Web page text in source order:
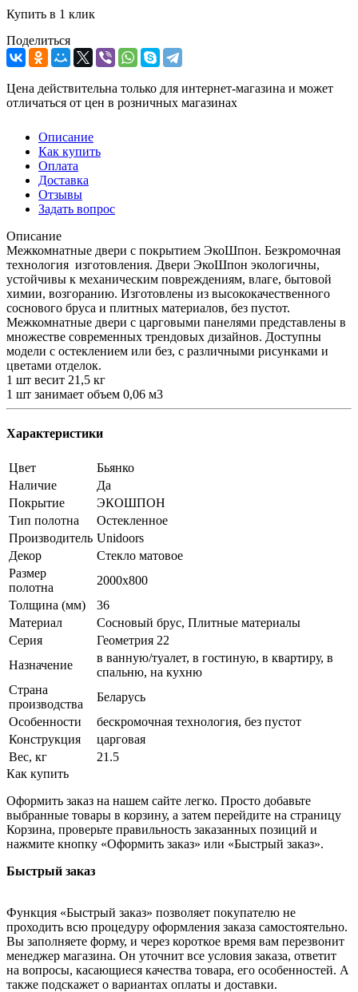
Купить в 1 клик
Поделиться
Цена действительна только для интернет-магазина и может
отличаться от цен в розничных магазинах
Описание
Как купить
Оплата
Доставка
Отзывы
Задать вопрос
Описание
Межкомнатные двери с покрытием ЭкоШпон. Безкромочная
технология изготовления. Двери ЭкоШпон экологичны,
устойчивы к механическим повреждениям, влаге, бытовой
химии, возгоранию. Изготовлены из высококачественного
соснового бруса и плитных материалов, без пустот.
Межкомнатные двери с царговыми панелями представлены в
множестве современных трендовых дизайнов. Доступны
модели с остеклением или без, с различными рисунками и
цветами отделок.
1 шт весит 21,5 кг
1 шт занимает объем 0,06 м3
Характеристики
Цвет
Бьянко
Наличие
Да
Покрытие
ЭКОШПОН
Тип полотна
Остекленное
Производитель Unidoors
Декор
Стекло матовое
Размер
полотна
2000x800
Толщина (мм)
36
Материал
Сосновый брус, Плитные материалы
Серия
Геометрия 22
Назначение
в ванную/туалет, в гостиную, в квартиру, в
спальню, на кухню
Страна
производства
Беларусь
Особенности
бескромочная технология, без пустот
Конструкция
царговая
Вес, кг
21.5
Как купить
Оформить заказ на нашем сайте легко. Просто добавьте
выбранные товары в корзину, а затем перейдите на страницу
Корзина, проверьте правильность заказанных позиций и
нажмите кнопку «Оформить заказ» или «Быстрый заказ».
Быстрый заказ
Функция «Быстрый заказ» позволяет покупателю не
проходить всю процедуру оформления заказа самостоятельно.
Вы заполняете форму, и через короткое время вам перезвонит
менеджер магазина. Он уточнит все условия заказа, ответит
на вопросы, касающиеся качества товара, его особенностей. А
также подскажет о вариантах оплаты и доставки.